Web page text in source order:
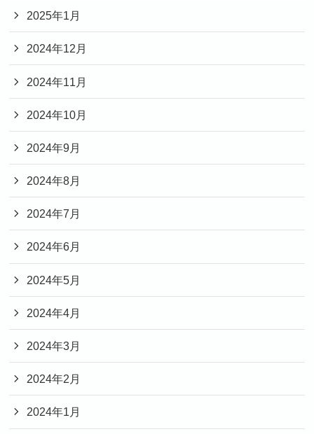
2025年1月
2024年12月
2024年11月
2024年10月
2024年9月
2024年8月
2024年7月
2024年6月
2024年5月
2024年4月
2024年3月
2024年2月
2024年1月